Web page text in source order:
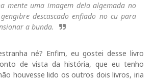
mente uma imagem dela algemada no
descascado enfiado no cu para
a bunda.
né? Enfim, eu gostei desse livro
de vista da história, que eu tenho
houvesse lido os outros dois livros, iria